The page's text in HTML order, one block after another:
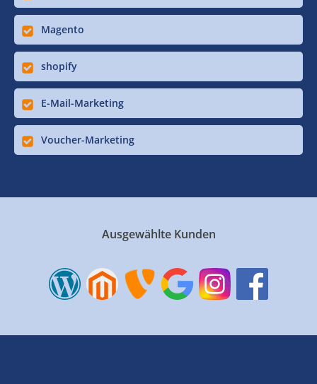
Magento
shopify
E-Mail-Marketing
Voucher-Marketing
Ausgewählte Kunden